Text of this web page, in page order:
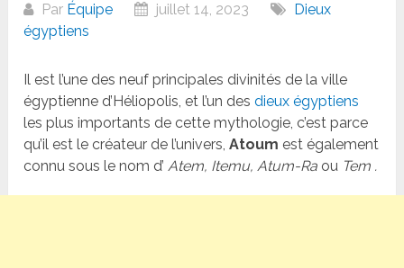
Par Équipe juillet 14, 2023
Dieux
égyptiens
Il est l’une des neuf principales divinités de la ville
égyptienne d’Héliopolis, et l’un desdieux égyptiens
les plus importants de cette mythologie, c’est parce
qu’il est le créateur de l’univers,Atoum est également
connu sous le nom d’Atem, Itemu, Atum-Ra ou Tem .